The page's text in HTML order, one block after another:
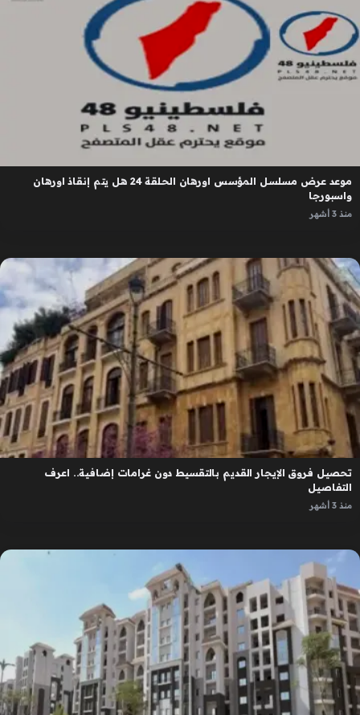
موعد عرض مسلسل المؤسس اورهان الحلقة 24 هل يتم إنقاذ اورهان
واسبورجا
منذ 3 أشهر
تحصيل فروق الإيجار القديم بالتقسيط دون غرامات إضافية.. اعرف
التفاصيل
منذ 3 أشهر